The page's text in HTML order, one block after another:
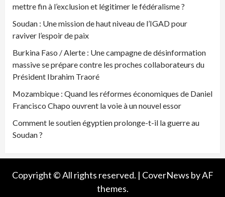
mettre fin à l’exclusion et légitimer le fédéralisme ?
Soudan : Une mission de haut niveau de l’IGAD pour
raviver l’espoir de paix
Burkina Faso / Alerte : Une campagne de désinformation
massive se prépare contre les proches collaborateurs du
Président Ibrahim Traoré
Mozambique : Quand les réformes économiques de Daniel
Francisco Chapo ouvrent la voie à un nouvel essor
Comment le soutien égyptien prolonge-t-il la guerre au
Soudan ?
Copyright © All rights reserved. | CoverNews by AF
themes.